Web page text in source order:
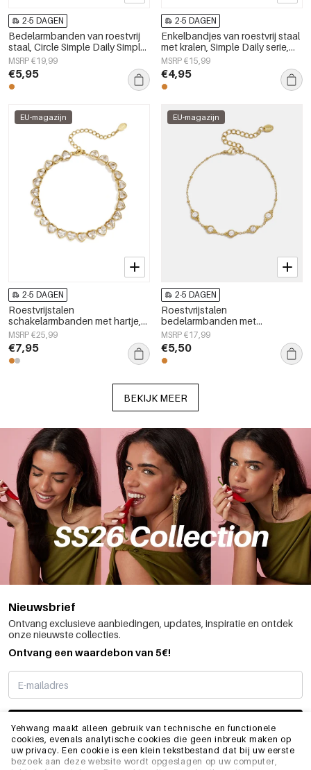
Yehwang maakt alleen gebruik van technische en functionele
cookies, evenals analytische cookies die geen inbreuk maken op
uw privacy. Een cookie is een klein tekstbestand dat bij uw eerste
bezoek aan deze website wordt opgeslagen op uw computer,
2-5 DAGEN
Bedelarmbanden van roestvrij
staal, Circle Simple Daily Simple-
serie, damessieraden
MSRP €19,99
€5,95
2-5 DAGEN
Enkelbandjes van roestvrij staal
met kralen, Simple Daily serie,
dames sieraden
MSRP €15,99
€4,95
EU-magazijn
2-5 DAGEN
Roestvrijstalen
schakelarmbanden met hartje,
eenvoudige dagelijkse serie,
dames sieraden
MSRP €25,99
€7,95
EU-magazijn
2-5 DAGEN
Roestvrijstalen
bedelarmbanden met
geometrische vormen,
eenvoudige, alledaagse serie,
dames sieraden
MSRP €17,99
€5,50
BEKIJK MEER
Nieuwsbrief
Ontvang exclusieve aanbiedingen, updates, inspiratie en ontdek
onze nieuwste collecties.
Ontvang een waardebon van 5€!
SCHRIJF ME IN